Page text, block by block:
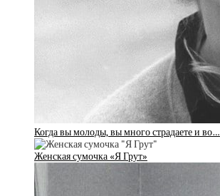
Когда вы молоды, вы много страдаете и во…
Женская сумочка «Я Грут»